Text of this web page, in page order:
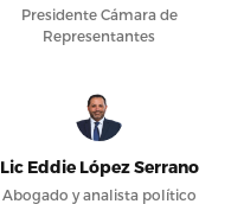
Presidente Cámara de
Representantes
Lic Eddie López Serrano
Abogado y analista político